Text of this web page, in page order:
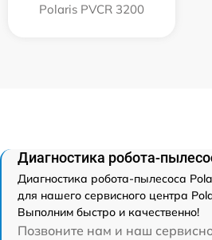
Polaris PVCR 3200
Диагностика робота-
Диагностика робота-пылесоса
для нашего сервисного центра
Выполним быстро и качественно!
Позвоните нам и наш